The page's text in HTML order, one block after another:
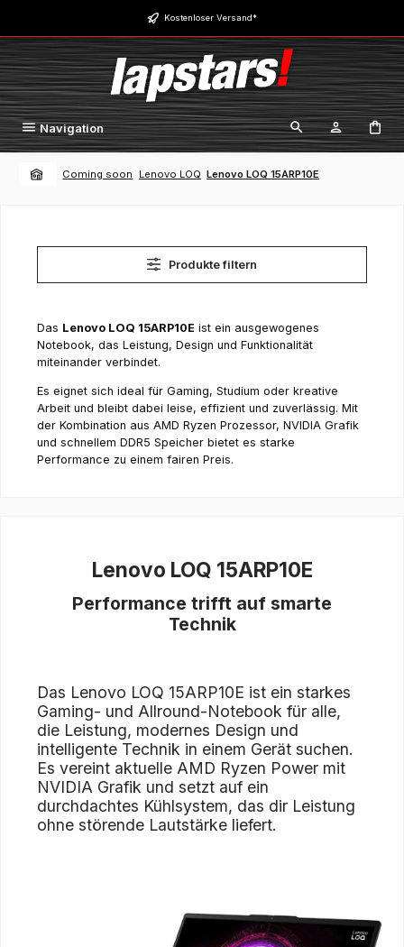
Zum Hauptinhalt springen Kostenloser Versand*
Navigation
Coming soon Lenovo LOQ Lenovo LOQ 15ARP10E
Produkte filtern
Das Lenovo LOQ 15ARP10E ist ein ausgewogenes
Notebook, das Leistung, Design und Funktionalität
miteinander verbindet.
Es eignet sich ideal für Gaming, Studium oder kreative
Arbeit und bleibt dabei leise, effizient und zuverlässig. Mit
der Kombination aus AMD Ryzen Prozessor, NVIDIA Grafik
und schnellem DDR5 Speicher bietet es starke
Performance zu einem fairen Preis.
Lenovo LOQ 15ARP10E
Performance trifft auf smarte
Technik
Das Lenovo LOQ 15ARP10E ist ein starkes
Gaming- und Allround-Notebook für alle,
die Leistung, modernes Design und
intelligente Technik in einem Gerät suchen.
Es vereint aktuelle AMD Ryzen Power mit
NVIDIA Grafik und setzt auf ein
durchdachtes Kühlsystem, das dir Leistung
ohne störende Lautstärke liefert.